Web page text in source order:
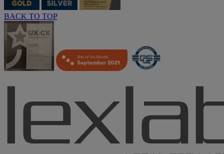
BACK TO TOP